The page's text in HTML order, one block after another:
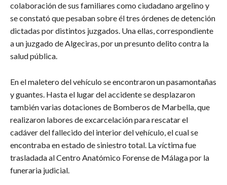
colaboración de sus familiares como ciudadano argelino y
se constató que pesaban sobre él tres órdenes de detención
dictadas por distintos juzgados. Una ellas, correspondiente
a un juzgado de Algeciras, por un presunto delito contra la
salud pública.
En el maletero del vehículo se encontraron un pasamontañas
y guantes. Hasta el lugar del accidente se desplazaron
también varias dotaciones de Bomberos de Marbella, que
realizaron labores de excarcelación para rescatar el
cadáver del fallecido del interior del vehículo, el cual se
encontraba en estado de siniestro total. La víctima fue
trasladada al Centro Anatómico Forense de Málaga por la
funeraria judicial.